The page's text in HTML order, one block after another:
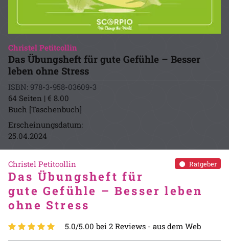
Christel Petitcollin
Das Übungsheft für gute Gefühle – Besser
leben ohne Stress
ISBN: 978-3-958-03609-3
64 Seiten | € 8.00
Buch [Taschenbuch]
Erscheinungsdatum:
25.04.2024
Ratgeber
Christel Petitcollin
Das Übungsheft für
gute Gefühle – Besser leben
ohne Stress
5.0/5.00 bei 2 Reviews - aus dem Web